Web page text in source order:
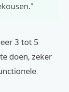
3 tot 5
doen, zeker